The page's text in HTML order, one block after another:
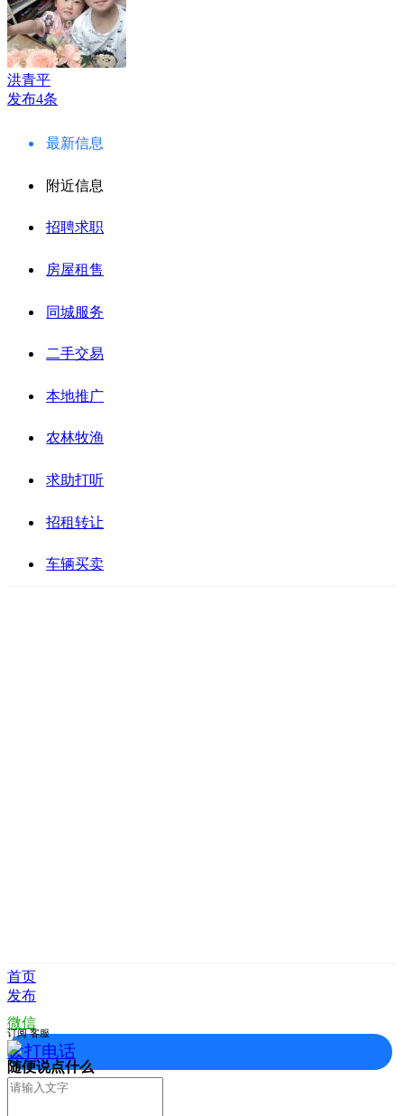
洪青平
发布4条
最新信息
附近信息
招聘求职
房屋租售
同城服务
二手交易
本地推广
农林牧渔
求助打听
招租转让
车辆买卖
首页
发布
微信
拨打电话
订阅 客服
随便说点什么